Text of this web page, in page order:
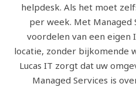
helpdesk. Als het moet
per week. Met Managed
voordelen van een eigen
locatie, zonder bijkomende
Lucas IT zorgt dat uw
Managed Services is